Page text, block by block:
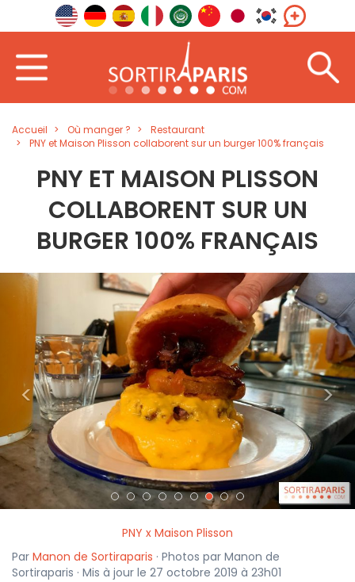
Accueil Où manger ?
Restaurant
PNY et Maison Plisson collaborent sur un burger 100% français
PNY ET MAISON PLISSON
COLLABORENT SUR UN
BURGER 100% FRANÇAIS
< >
PNY x Maison Plisson
Par Manon de Sortiraparis · Photos par Manon de
Sortiraparis · Mis à jour le 27 octobre 2019 à 23h01